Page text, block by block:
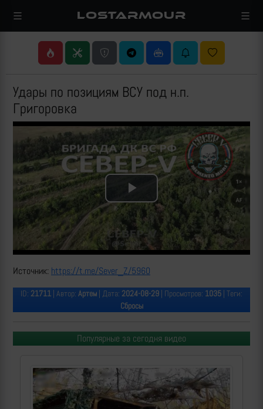
LOSTARMOUR
Удары по позициям ВСУ под н.п.
Григоровка
Play
Video
Источник: https://t.me/Sever_Z/5960
ID: 21711 | Автор: Артем | Дата: 2024-08-29 | Просмотров: 1035 | Теги:
Сбросы
Популярные за сегодня видео